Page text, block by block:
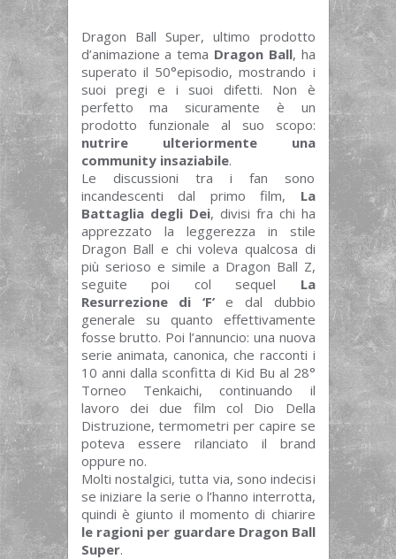
Dragon Ball Super, ultimo prodotto
d’animazione a tema Dragon Ball, ha
superato il 50°episodio, mostrando i
suoi pregi e i suoi difetti. Non è
perfetto ma sicuramente è un
prodotto funzionale al suo scopo:
nutrire ulteriormente una
community insaziabile.
Le discussioni tra i fan sono
incandescenti dal primo film, La
Battaglia degli Dei, divisi fra chi ha
apprezzato la leggerezza in stile
Dragon Ball e chi voleva qualcosa di
più serioso e simile a Dragon Ball Z,
seguite poi col sequel La
Resurrezione di ‘F’e dal dubbio
generale su quanto effettivamente
fosse brutto. Poi l’annuncio: una nuova
serie animata, canonica, che racconti i
10 anni dalla sconfitta di Kid Bu al 28°
Torneo Tenkaichi, continuando il
lavoro dei due film col Dio Della
Distruzione, termometri per capire se
poteva essere rilanciato il brand
oppure no.
Molti nostalgici, tutta via, sono indecisi
se iniziare la serie o l’hanno interrotta,
quindi è giunto il momento di chiarire
le ragioni per guardare Dragon Ball
Super.